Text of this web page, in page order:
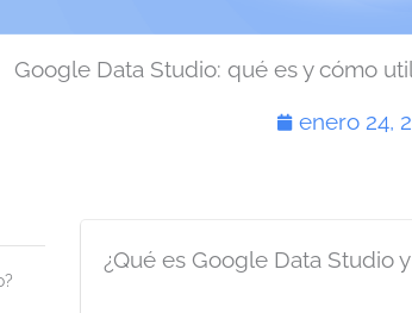
Google Data Studio: qué es y cómo
enero 24,
¿Qué es Google Data Studio